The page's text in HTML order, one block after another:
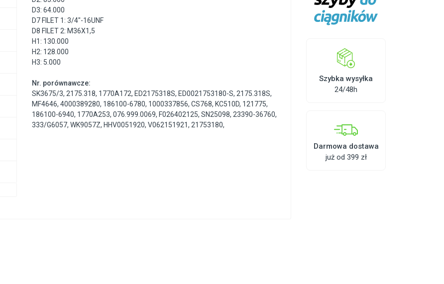
D3: 64.000
D7 FILET 1: 3/4"-16UNF
D8 FILET 2: M36X1,5
H1: 130.000
H2: 128.000
H3: 5.000
Nr. porównawcze:
SK3675/3,2175.318, 1770A172, ED2175318S, ED0021753180-S,2175.318S,
MF4646,4000389280, 186100-6780, 1000337856,CS768, KC510D, 121775,
186100-6940, 1770A253,076.999.0069, F026402125,SN25098,23390-36760,
333/G6057,WK9057Z, HHV0051920,V062151921,21753180,
Szybka wysyłka
24/48h
Darmowa dostawa
już od 399 zł